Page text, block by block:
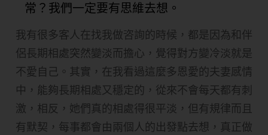
常？我們一定要有思維去想。
我有很多客人在找我做咨詢的時候，都是因為和伴
侶長期相處突然變淡而擔心，覺得對方變冷淡就是
不愛自己。其實，在我看過這麼多恩愛的夫妻感情
中，能夠長期相處又穩定的，從來不會每天都有刺
激，相反，她們真的相處得很平淡，但有規律而且
有默契，每事都會由兩個人的出發點去想，真正做